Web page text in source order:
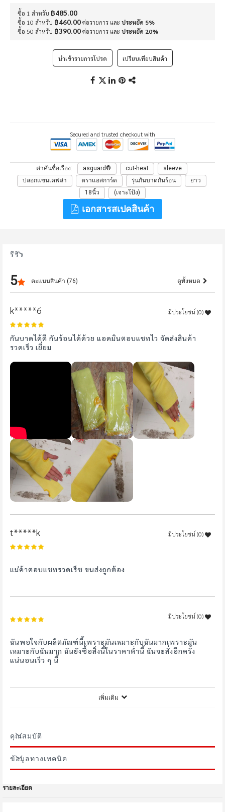
ซื้อ 1 สำหรับ ฿485.00
ซื้อ 10 สำหรับ ฿460.00ต่อรายการ และ ประหยัด 5%
ซื้อ 50 สำหรับ ฿390.00ต่อรายการ และ ประหยัด 20%
นำเข้ารายการโปรด เปรียบเทียบสินค้า
Secured and trusted checkout with
ค่าคันชื่อเรื่อง asguard®️ cut-heat
sleeve
ปลอกแขนเคฟล่า
ตราแอสการ์ด รุ่นกันบาดกันร้อน
ยาว
18นิ้ว
(เจาะโป้ง)
เอกสารสเปคสินค้า
รีวิว
5 คะแนนสินค้า (76) ดูทั้งหมด
k*****6
กันบาดได้ดี กันร้อนได้ด้วย แอดมินตอบแชทไว จัดส่งสินค้า
รวดเร็ว เยี่ยม
มีประโยชน์ (0)
t*****k
แม่ค้าตอบแชทรวดเร็ซ ขนส่งถูกต้อง
มีประโยชน์ (0)
ฉันพอใจกับผลิตภัณฑ์นี้เพราะมันเหมาะกับฉันมากเพราะมัน
เหมาะกับฉันมาก ฉันยังซื้อสิ่งนี้ในราคาต่ํานี้ ฉันจะสั่งอีกครั้ง
แน่นอนเร็ว ๆ นี้
มีประโยชน์ (0)
nirutlasron
คุ้มค่ากับราคา
มีประโยชน์ (0)
l*****1
เพิ่มเติม
คุณสมบัติ
ข้อมูลทางเทคนิค
รายละเอียด